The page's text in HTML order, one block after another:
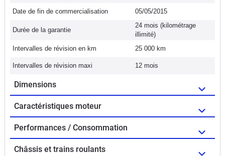
Date de fin de commercialisation 05/05/2015
Durée de la garantie
24 mois (kilométrage
illimité)
Intervalles de révision en km
25 000 km
Intervalles de révision maxi 12 mois
Dimensions
Caractéristiques moteur
Performances / Consommation
Châssis et trains roulants